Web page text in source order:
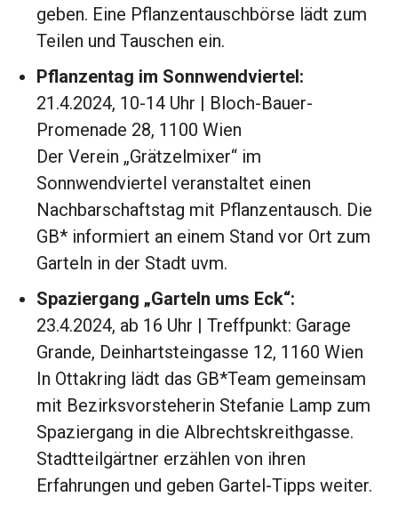
geben. Eine Pflanzentauschbörse lädt zum
Teilen und Tauschen ein.
Pflanzentag im Sonnwendviertel:
21.4.2024, 10-14 Uhr | Bloch-Bauer-
Promenade 28, 1100 Wien
Der Verein „Grätzelmixer“ im
Sonnwendviertel veranstaltet einen
Nachbarschaftstag mit Pflanzentausch. Die
GB* informiert an einem Stand vor Ort zum
Garteln in der Stadt uvm.
Spaziergang „Garteln ums Eck“:
23.4.2024, ab 16 Uhr | Treffpunkt: Garage
Grande, Deinhartsteingasse 12, 1160 Wien
In Ottakring lädt das GB*Team gemeinsam
mit Bezirksvorsteherin Stefanie Lamp zum
Spaziergang in die Albrechtskreithgasse.
Stadtteilgärtner erzählen von ihren
Erfahrungen und geben Gartel-Tipps weiter.